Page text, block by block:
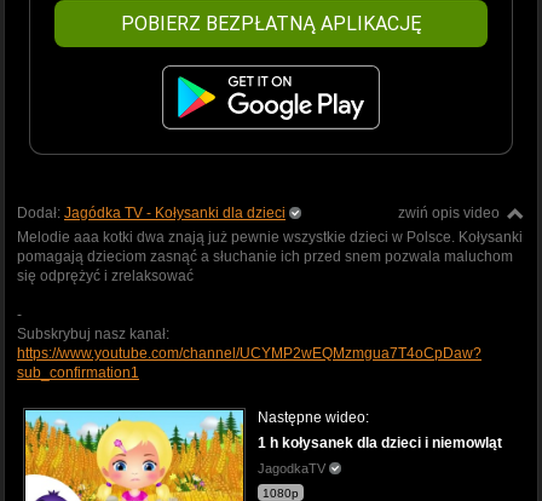
POBIERZ BEZPŁATNĄ APLIKACJĘ
zwiń opis video
Dodał: Jagódka TV - Kołysanki dla dzieci
Melodie aaa kotki dwa znają już pewnie wszystkie dzieci w Polsce. Kołysanki
pomagają dzieciom zasnąć a słuchanie ich przed snem pozwala maluchom
się odprężyć i zrelaksować
-
Subskrybuj nasz kanał:
https://www.youtube.com/channel/UCYMP2wEQMzmgua7T4oCpDaw?
sub_confirmation1
Następne wideo:
1 h kołysanek dla dzieci i niemowląt
JagodkaTV
1080p